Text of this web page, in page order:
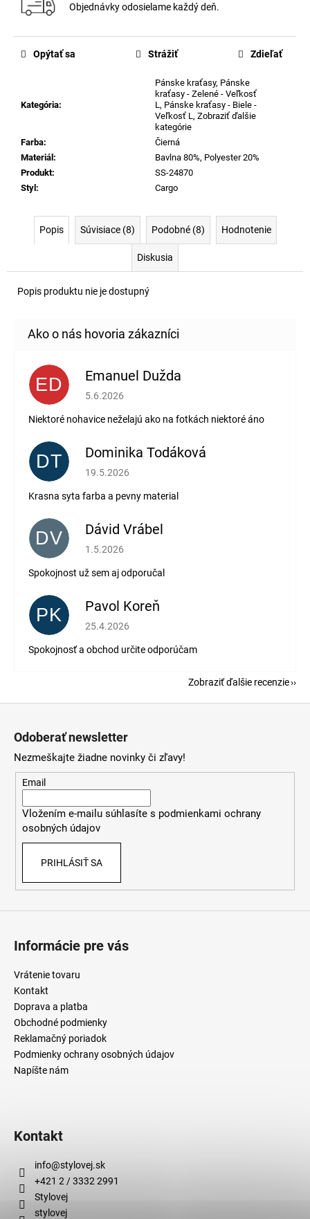
Objednávky odosielame každý deň.
Kategória:
Pánske kraťasy, Pánske
kraťasy - Zelené - Veľkosť
L , Pánske kraťasy - Biele -
Veľkosť L , Zobraziť ďalšie
kategórie
Farba:
Čierná
Materiál :
Bavlna 80%, Polyester 20%
Produkt:
SS-24870
Styl : Cargo
Opýtať sa Strážiť Zdieľať
Popis Súvisiace (8) Podobné (8) Hodnotenie
Diskusia
Popis produktu nie je dostupný
ED Emanuel Dužda
Hodnotenie obchodu je 2 z 5 hviezdičiek.
5.6.2026
Niektoré nohavice neželajú ako na fotkách niektoré áno
DT Dominika Todáková
Hodnotenie obchodu je 5 z 5 hviezdičiek.
19.5.2026
Krasna syta farba a pevny material
DV Dávid Vrábel
Hodnotenie obchodu je 5 z 5 hviezdičiek.
1.5.2026
Spokojnost už sem aj odporučal
PK Pavol Koreň
Hodnotenie obchodu je 5 z 5 hviezdičiek.
25.4.2026
Spokojnosť a obchod určite odporúčam
Zobraziť ďalšie recenzie
Odoberať newsletter
Nezmeškajte žiadne novinky či zľavy!
Email
Vložením e-mailu súhlasíte s podmienkami ochrany
osobných údajov
PRIHLÁSIŤ SA
Informácie pre vás
Vrátenie tovaru
Kontakt
Doprava a platba
Obchodné podmienky
Reklamačný poriadok
Podmienky ochrany osobných údajov
Napíšte nám
Kontakt
info@stylovej.sk
+421 2 / 3332 2991
Stylovej
stylovej